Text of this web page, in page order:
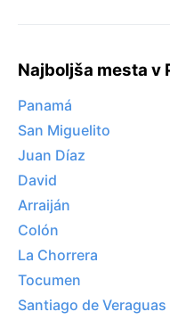
Najboljša mesta v
Panamá
San Miguelito
Juan Díaz
David
Arraiján
Colón
La Chorrera
Tocumen
Santiago de Veraguas